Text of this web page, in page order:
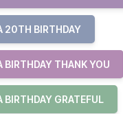
20TH BIRTHDAY
THANK YOU
GRATEFUL